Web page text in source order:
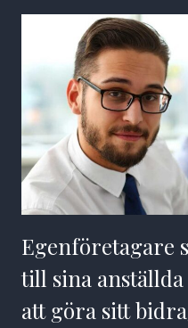
Egenföretagare
till sina
att göra sitt